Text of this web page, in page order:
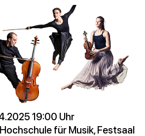
19:00 Uhr
für Musik, Festsaal